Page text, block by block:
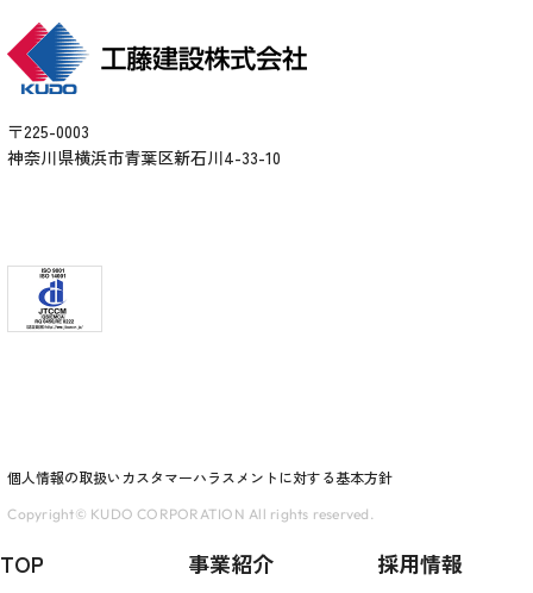
〒225-0003
神奈川県横浜市青葉区新石川4-33-10
個人情報の取扱い カスタマーハラスメントに対する基本方針
Copyright© KUDO CORPORATION All rights reserved.
TOP 事業紹介 採用情報